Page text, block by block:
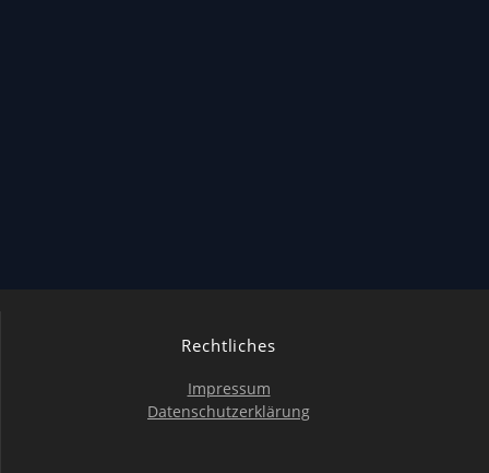
Rechtliches
Impressum
Datenschutzerklärung